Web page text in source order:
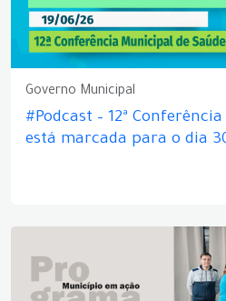
Governo Municipal
#Podcast – 12ª
está marcada para o dia